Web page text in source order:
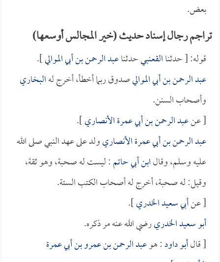
بعض.
تراجم رجال إسناد حديث (خير المجالس أوسعها)
قوله: [ حدثناالقعنبيحدثناعبد الرحمن بن أبي الموالي].
عبد الرحمن بن أبي المواليصدوق ربما أخطأ، أخرج لهالبخاري
وأصحاب السنن.
[ عنعبد الرحمن بن أبي عمرة الأنصاري].
عبد الرحمن بن أبي عمرة الأنصاريولد على عهد النبي صلى الله
عليه وسلم، وقالابن أبي حاتم: ليست له صحبة، وهو ثقة،
وقيل: له صحبة، أخرج له أصحاب الكتب الستة.
[ عنأبي سعيد الخدري].
أبو سعيد الخدريرضي الله عنه مر ذكره.
[ قالأبو داود: هوعبد الرحمن بن عمرو بن أبي عمرة